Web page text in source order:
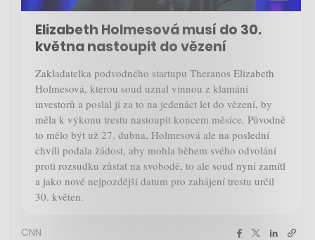
Elizabeth Holmesová musí do 30.
května nastoupit do vězení
Zakladatelka podvodného startupu Theranos Elizabeth
Holmesová, kterou soud uznal vinnou z klamání
investorů a poslal ji za to na jedenáct let do vězení, by
měla k výkonu trestu nastoupit koncem měsíce. Původně
to mělo být už 27. dubna, Holmesová ale na poslední
chvíli podala žádost, aby mohla během svého odvolání
proti rozsudku zůstat na svobodě, to ale soud nyní zamítl
a jako nové nejpozdější datum pro zahájení trestu určil
30. květen.
CNN